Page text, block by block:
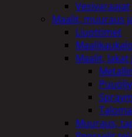
Vesivaraajat
Maalit, muuraus
Liuottimet
Maalit,
Muuraus,